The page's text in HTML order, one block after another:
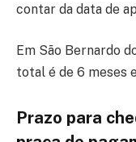
contar da data de
Em São Bernardo
total é de 6 meses
Prazo para